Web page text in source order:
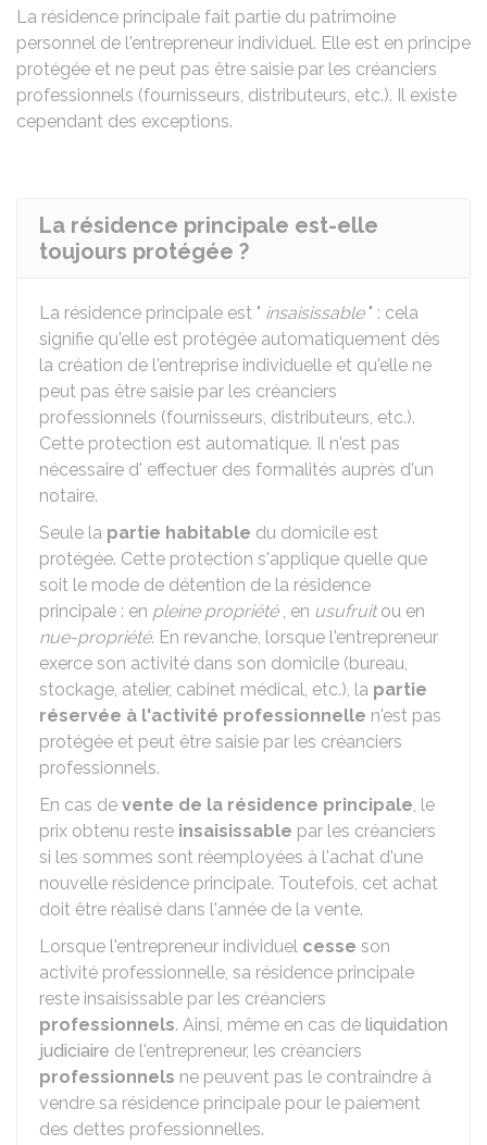
La résidence principale fait partie du patrimoine
personnel de l'entrepreneur individuel. Elle est en principe
protégée et ne peut pas être saisie par les créanciers
professionnels (fournisseurs, distributeurs, etc.). Il existe
cependant des exceptions.
La résidence principale est-elle
toujours protégée ?
La résidence principale est " insaisissable" : cela
signifie qu'elle est protégée automatiquement dès
la création de l'entreprise individuelle et qu'elle ne
peut pas être saisie par les créanciers
professionnels (fournisseurs, distributeurs, etc.).
Cette protection est automatique. Il n'est pas
nécessaire d' effectuer des formalités auprès d'un
notaire.
Seule la partie habitable du domicile est
protégée. Cette protection s'applique quelle que
soit le mode de détention de la résidence
principale : en pleine propriété, en usufruitou en
nue-propriété. En revanche, lorsque l'entrepreneur
exerce son activité dans son domicile (bureau,
stockage, atelier, cabinet médical, etc.), la partie
réservée à l'activité professionnelle n'est pas
protégée et peut être saisie par les créanciers
professionnels.
En cas de vente de la résidence principale, le
prix obtenu reste insaisissable par les créanciers
si les sommes sont réemployées à l'achat d'une
nouvelle résidence principale. Toutefois, cet achat
doit être réalisé dans l'année de la vente.
Lorsque l'entrepreneur individuel cesse son
activité professionnelle, sa résidence principale
reste insaisissable par les créanciers
professionnels. Ainsi, même en cas de liquidation
judiciaire de l'entrepreneur, les créanciers
professionnels ne peuvent pas le contraindre à
vendre sa résidence principale pour le paiement
des dettes professionnelles.